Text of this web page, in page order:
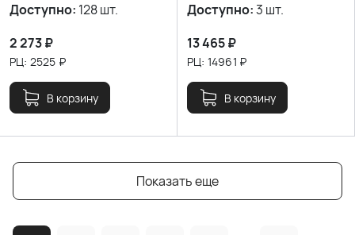
Доступно: 128 шт.
2 273₽
РЦ: 2525 ₽
В корзину
Доступно:3 шт.
13 465₽
РЦ: 14961 ₽
В корзину
Показать еще